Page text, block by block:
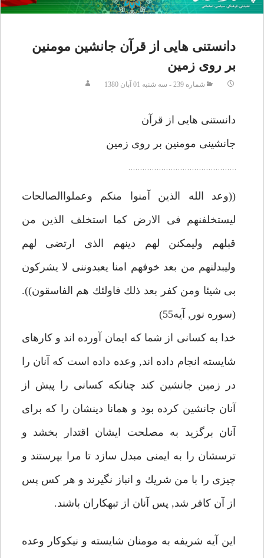
دانستنى هايى از قرآن جانشين مومنين
بر روى زمين
شماره 239 - سه شنبه 01 آبان 1380
دانستنى هايى از قرآن
جانشينى مومنين بر روى زمين
((وعد الله الذين آمنوا منكم وعملواالصالحات
ليستخلفنهم فى الارض كما استخلف الذين من
قبلهم وليمكنن لهم دينهم الذى ارتضى لهم
وليبدلنهم من بعد خوفهم امنا يعبدوننى لا يشركون
بى شيئا ومن كفر بعد ذلك فاولئك هم الفاسقون)).
(سوره نور, آيه55)
خدا به كسانى از شما كه ايمان آورده اند و كارهاى
شايسته انجام داده اند, وعده داده است كه آنان را
در زمين جانشين كند چنانكه كسانى را پيش از
آنان جانشين كرده بود و همانا دينشان را كه براى
آنان برگزيد به مصلحت ايشان اقتدار بخشد و
ترسشان را به ايمنى مبدل سازد تا مرا بپرستند و
چيزى را با من شريك و انباز نگيرند و هر كس پس
از آن كافر شد, پس آنان از تبهكاران باشند.
اين آيه شريفه به مومنان شايسته و نيكوكار وعده